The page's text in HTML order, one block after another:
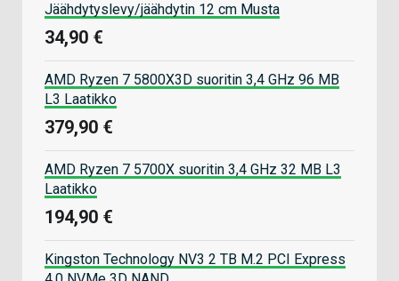
Jäähdytyslevy/jäähdytin 12 cm Musta
34,90 €
AMD Ryzen 7 5800X3D suoritin 3,4 GHz 96 MB
L3 Laatikko
379,90 €
AMD Ryzen 7 5700X suoritin 3,4 GHz 32 MB L3
Laatikko
194,90 €
Kingston Technology NV3 2 TB M.2 PCI Express